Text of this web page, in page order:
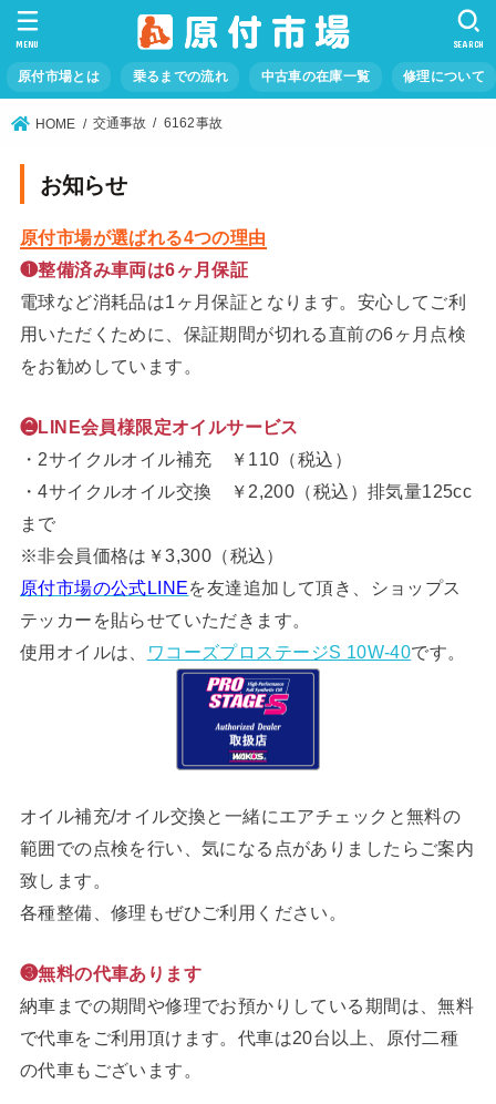
原付市場とは 乗るまでの流れ 中古車の在庫一覧 修理について
SEARCH
MENU
HOME 交通事故 6162事故
お知らせ
原付市場が選ばれる4つの理由
❶整備済み車両は6ヶ月保証
電球など消耗品は1ヶ月保証となります。安心してご利
用いただくために、保証期間が切れる直前の6ヶ月点検
をお勧めしています。
❷LINE会員様限定オイルサービス
・2サイクルオイル補充 ￥110（税込）
・4サイクルオイル交換 ￥2,200（税込）排気量125cc
まで
※非会員価格は￥3,300（税込）
原付市場の公式LINEを友達追加して頂き、ショップス
テッカーを貼らせていただきます。
使用オイルは、
ワコーズプロステージS 10W-40です。
オイル補充/オイル交換と一緒にエアチェックと無料の
範囲での点検を行い、気になる点がありましたらご案内
致します。
各種整備、修理もぜひご利用ください。
❸無料の代車あります
納車までの期間や修理でお預かりしている期間は、無料
で代車をご利用頂けます。代車は20台以上、原付二種
の代車もございます。